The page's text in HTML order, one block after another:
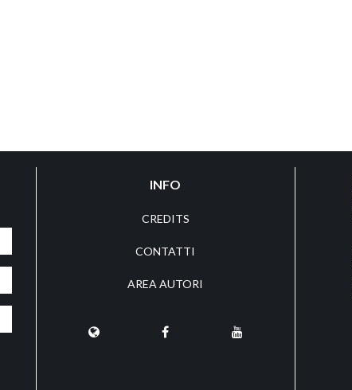
INFO
CREDITS
CONTATTI
AREA AUTORI